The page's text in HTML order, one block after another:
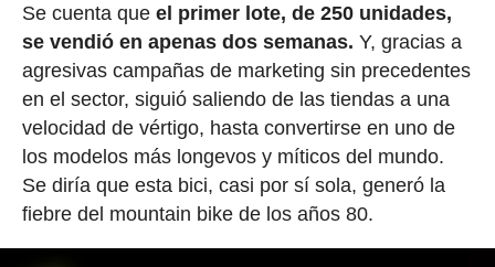
Se cuenta que el primer lote, de 250 unidades,
se vendió en apenas dos semanas. Y, gracias a
agresivas campañas de marketing sin precedentes
en el sector, siguió saliendo de las tiendas a una
velocidad de vértigo, hasta convertirse en uno de
los modelos más longevos y míticos del mundo.
Se diría que esta bici, casi por sí sola, generó la
fiebre del mountain bike de los años 80.